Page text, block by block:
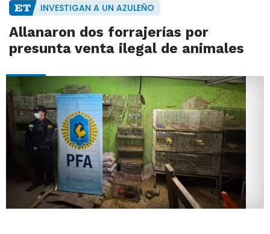
INVESTIGAN A UN AZULEÑO
Allanaron dos forrajerías por
presunta venta ilegal de animales